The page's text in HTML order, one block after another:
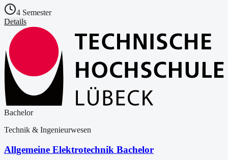
4 Semester
Details
Bachelor
Technik & Ingenieurwesen
Allgemeine Elektrotechnik Bachelor